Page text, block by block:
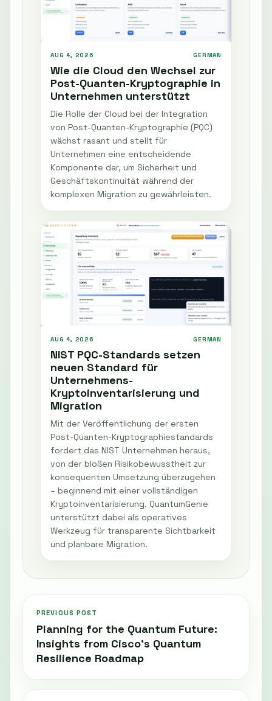
AUG 4, 2026 GERMAN
Wie die Cloud den Wechsel zur
Post-Quanten-Kryptographie in
Unternehmen unterstützt
Die Rolle der Cloud bei der Integration
von Post-Quanten-Kryptographie (PQC)
wächst rasant und stellt für
Unternehmen eine entscheidende
Komponente dar, um Sicherheit und
Geschäftskontinuität während der
komplexen Migration zu gewährleisten.
AUG 4, 2026 GERMAN
NIST PQC-Standards setzen
neuen Standard für
Unternehmens-
Kryptoinventarisierung und
Migration
Mit der Veröffentlichung der ersten
Post-Quanten-Kryptographiestandards
fordert das NIST Unternehmen heraus,
von der bloßen Risikobewusstheit zur
konsequenten Umsetzung überzugehen
– beginnend mit einer vollständigen
Kryptoinventarisierung. QuantumGenie
unterstützt dabei als operatives
Werkzeug für transparente Sichtbarkeit
und planbare Migration.
PREVIOUS POST
Planning for the Quantum Future:
Insights from Cisco’s Quantum
Resilience Roadmap